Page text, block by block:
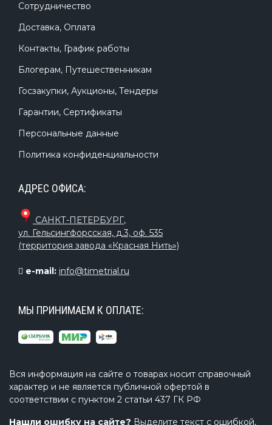
Сотрудничество
Доставка, Оплата
Контакты, График работы
Блогерам, Путешественникам
Госзакупки, Аукционы, Тендеры
Гарантии, Сертификаты
Персональные данные
Политика конфиденциальности
АДРЕС ОФИСА:
САНКТ-ПЕТЕРБУРГ,
ул. Гельсингфорсская, д.3, оф. 535
(территория завода «Красная Нить»)
e-mail: info@timetrial.ru
МЫ ПРИНИМАЕМ К ОПЛАТЕ:
Вся информация на сайте о товарах носит справочный
характер и не является публичной офертой в
соответствии с пунктом 2 статьи 437 ГК РФ
Нашли ошибку на сайте? Выделите текст с ошибкой,